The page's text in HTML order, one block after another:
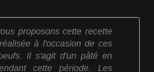
proposons cette recette
à l'occasion de ces
Il s'agit d'un pâté en
cette période. Les